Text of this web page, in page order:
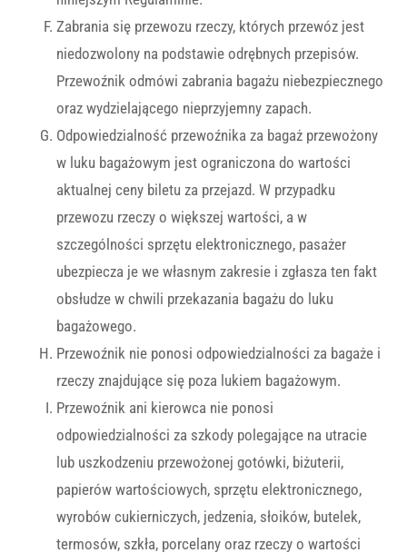
Zabrania się przewozu rzeczy, których przewóz jest
niedozwolony na podstawie odrębnych przepisów.
Przewoźnik odmówi zabrania bagażu niebezpiecznego
oraz wydzielającego nieprzyjemny zapach.
Odpowiedzialność przewoźnika za bagaż przewożony
w luku bagażowym jest ograniczona do wartości
aktualnej ceny biletu za przejazd. W przypadku
przewozu rzeczy o większej wartości, a w
szczególności sprzętu elektronicznego, pasażer
ubezpiecza je we własnym zakresie i zgłasza ten fakt
obsłudze w chwili przekazania bagażu do luku
bagażowego.
Przewoźnik nie ponosi odpowiedzialności za bagaże i
rzeczy znajdujące się poza lukiem bagażowym.
Przewoźnik ani kierowca nie ponosi
odpowiedzialności za szkody polegające na utracie
lub uszkodzeniu przewożonej gotówki, biżuterii,
papierów wartościowych, sprzętu elektronicznego,
wyrobów cukierniczych, jedzenia, słoików, butelek,
termosów, szkła, porcelany oraz rzeczy o wartości